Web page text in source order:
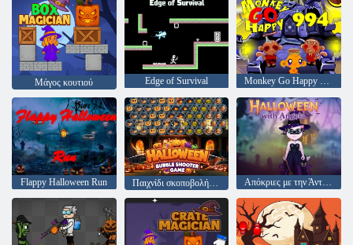
Μάγος κουτιού Edge of Survival Monkey Go Happy Stage 994
Flappy Halloween Run Παιχνίδι σκοποβολής Halloween Bubble Απόκριες με την Άντζελα